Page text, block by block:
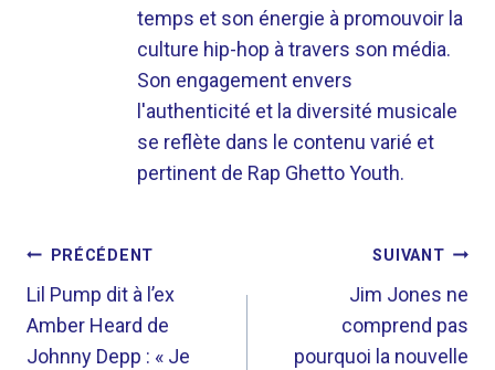
temps et son énergie à promouvoir la
culture hip-hop à travers son média.
Son engagement envers
l'authenticité et la diversité musicale
se reflète dans le contenu varié et
pertinent de Rap Ghetto Youth.
NAVIGATION
DE
L’ARTICLE
PRÉCÉDENT
Lil Pump dit à l’ex
Amber Heard de
Johnny Depp : « Je
SUIVANT
Jim Jones ne
comprend pas
pourquoi la nouvelle